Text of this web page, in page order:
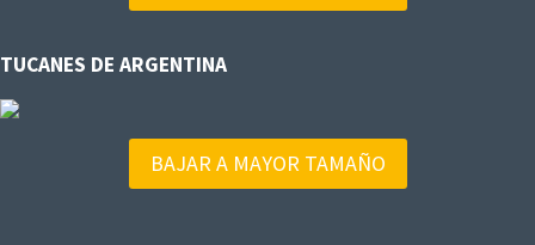
TUCANES DE ARGENTINA
BAJAR A MAYOR TAMAÑO